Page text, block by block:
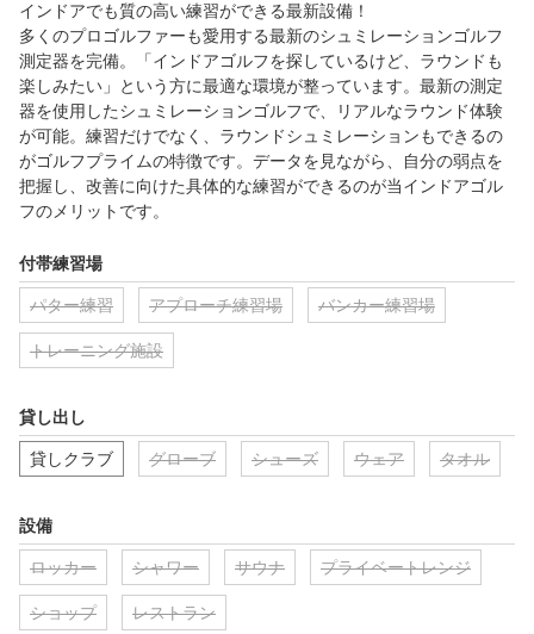
インドアでも質の高い練習ができる最新設備！
多くのプロゴルファーも愛用する最新のシュミレーションゴルフ
測定器を完備。「インドアゴルフを探しているけど、ラウンドも
楽しみたい」という方に最適な環境が整っています。最新の測定
器を使用したシュミレーションゴルフで、リアルなラウンド体験
が可能。練習だけでなく、ラウンドシュミレーションもできるの
がゴルフプライムの特徴です。データを見ながら、自分の弱点を
把握し、改善に向けた具体的な練習ができるのが当インドアゴル
フのメリットです。
付帯練習場
パター練習 アプローチ練習場 バンカー練習場
トレーニング施設
貸し出し
貸しクラブ グローブ シューズ ウェア タオル
設備
ロッカー シャワー サウナ プライベートレンジ
ショップ レストラン